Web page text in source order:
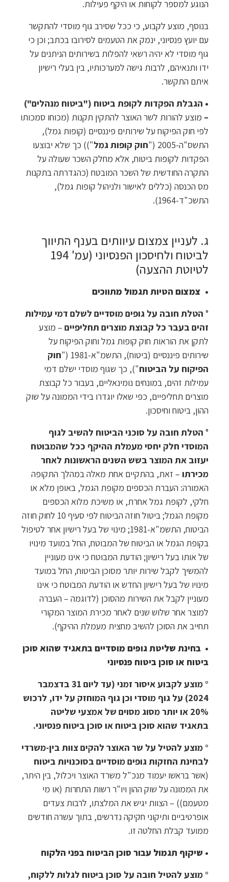
הנוגע למספר לקוחות או היקף פעילות.
בנוסף, מוצע לקבוע, כי ככל שסירב גוף מוסדי להתקשר
עם יועץ פנסיוני, ינמק את הטעמים לסירובו בכתב; וכן כי
גוף מוסדי לא יהיה רשאי להפלות בשירותים הניתנים על
ידו ותנאיהם, לרבות גישה למערכותיו, בין בעלי רישיון
איתם התקשר.
• הגבלת הפקדות לקופת ביטוח ("ביטוח מנהלים")
– מוצע להורות לשר האוצר להתקין תקנות (מכוחו סמכותו
לפי חוק הפיקוח על שירותים פיננסיים (קופות גמל),
התשס"ה-2005 ("
חוק קופות גמל")) כך שלא יבוצעו
הפקדות לקופות ביטוח, אלא מחלק השכר שעולה על
התקרה החודשית של השכר המובטח (כהגדרתה בתקנות
מס הכנסה (כללים לאישור ולניהול קופות גמל),
התשכ"ד-1964).
ג. לעניין צמצום עיוותים בענף התיווך
לביטוח ולחיסכון הפנסיוני (עמ' 194
לטיוטת ההצעה)
• צמצום הטיות תגמול מתווכים
° הטלת חובה על גופים מוסדיים לשלם דמי עמילות
זהים בעבר כל קבוצת מוצרים תחליפיים – מוצע
לתקן את הוראות חוק קופות גמל וחוק הפיקוח על
שירותים פיננסיים (ביטוח), התשמ"א-1981 ("
חוק
הפיקוח על הביטוח"), כך שגוף מוסדי ישלם דמי
עמילות זהים, במונחים נומינאליים, בעבור כל קבוצת
מוצרים תחליפיים, כפי שאלו יוגדרו בידי הממונה על שוק
ההון, ביטוח וחיסכון.
° הטלת חובה על סוכני הביטוח להשיב לגוף
המוסדי חלק יחסי מעמלת ההיקף ככל שהמבוטח
יעזוב את המוצר בשש השנים הראשונות לאחר
מכירתו – זאת, בהתקיים אחת מאלה במהלך התקופה
האמורה: העברת הכספים מקופת הגמל, באופן מלא או
חלקי, לקופת גמל אחרת, או משיכת מלוא הכספים
מקופת הגמל; ביטול חוזה הביטוח לפי סעיף 10 לחוק חוזה
הביטוח, התשמ"א-1981; מינוי של בעל רישיון אחר לטיפול
בקופת הגמל או הביטוח של המבוטח, החל במועד מינויו
של אותו בעל רישיון; הודעת המבוטח כי אינו מעוניין
להמשיך לקבל שירות יותר מסוכן הביטוח, החל במועד
מינויו של בעל רישיון החדש או הודעת המבוטח כי אינו
מעוניין לקבל את השירות מהסוכן (לדוגמה – העברה
למוצר אחר שלוש שנים לאחר מכירת המוצר המקורי
תחייב את הסוכן להשיב מחצית מעמלת ההיקף).
• בחינת שליטת גופים מוסדיים בתאגיד שהוא סוכן
ביטוח או סוכן ביטוח פנסיוני
° מוצע לקבוע איסור זמני (עד ליום 31 בדצמבר
2024) על גוף מוסדי וכן גוף המוחזק על ידו, לרכוש
20% או יותר מסוג מסוים של אמצעי שליטה
בתאגיד שהוא סוכן ביטוח או סוכן ביטוח פנסיוני.
° מוצע להטיל על שר האוצר להקים צוות בין-משרדי
לבחינת החזקות גופים מוסדיים בסוכנויות ביטוח
(אשר בראשו יעמוד מנכ"ל משרד האוצר ויכלול, בין היתר,
את הממונה על שוק ההון ויו"ר רשות התחרות (או מי
מטעמם)) – הצוות יגיש את המלצתו, לרבות צעדים
אופרטיביים ותיקוני חקיקה נדרשים, בתוך עשרה חודשים
ממועד קבלת החלטה זו.
• שיקוף תגמול עבור סוכן הביטוח בפני הלקוח
° מוצע להטיל חובה על סוכן ביטוח לגלות ללקוח,